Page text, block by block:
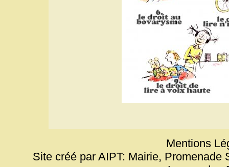
Mentions
Site créé par AIPT: Mairie,